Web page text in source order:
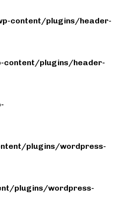
content/plugins/header-
content/plugins/header-
plugins/wordpress-
plugins/wordpress-